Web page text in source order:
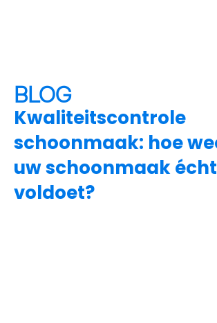
BLOG
Kwaliteitscontrole
schoonmaak: hoe
uw schoonmaak écht
voldoet?